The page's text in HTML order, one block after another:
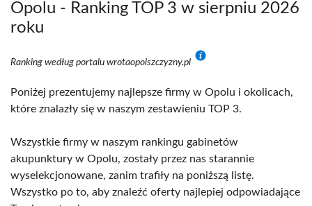
Opolu - Ranking TOP 3 w sierpniu 2026
roku
Ranking według portalu wrotaopolszczyzny.pl
Poniżej prezentujemy najlepsze firmy w Opolu i okolicach,
które znalazły się w naszym zestawieniu TOP 3.
Wszystkie firmy w naszym rankingu gabinetów
akupunktury w Opolu, zostały przez nas starannie
wyselekcjonowane, zanim trafiły na poniższą listę.
Wszystko po to, aby znaleźć oferty najlepiej odpowiadające